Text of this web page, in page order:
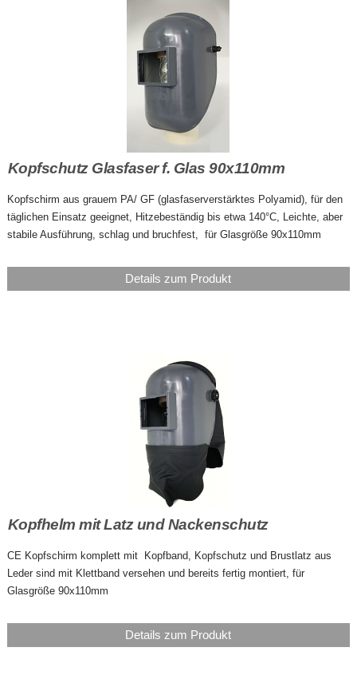
Kopfschutz Glasfaser f. Glas 90x110mm
Kopfschirm aus grauem PA/ GF (glasfaserverstärktes Polyamid), für den
täglichen Einsatz geeignet, Hitzebeständig bis etwa 140°C, Leichte, aber
stabile Ausführung, schlag und bruchfest, für Glasgröße 90x110mm
Details zum Produkt
Kopfhelm mit Latz und Nackenschutz
CE Kopfschirm komplett mit Kopfband, Kopfschutz und Brustlatz aus
Leder sind mit Klettband versehen und bereits fertig montiert, für
Glasgröße 90x110mm
Details zum Produkt